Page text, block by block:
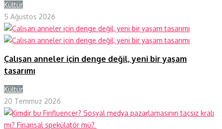
Kültür
5 Ağustos 2026
Çalışan anneler için denge değil, yeni bir yaşam
tasarımı
Kültür
20 Temmuz 2026